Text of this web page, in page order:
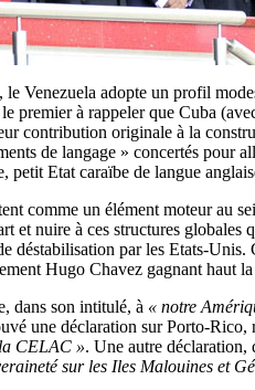
Venezuela adopte un profil
premier à rappeler que Cuba
contribution originale à la
de langage » concertés
Etat caraïbe de langue
comme un élément moteur au
et nuire à ces structures
déstabilisation par les Etats-
Hugo Chavez gagnant haut
dans son intitulé, à « notre
une déclaration sur Porto-Rico,
CELAC ». Une autre déclaration,
sur les Iles Malouines et